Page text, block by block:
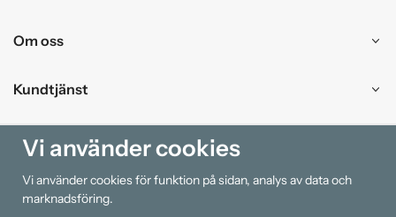
Om oss
Kundtjänst
Handla
Information
Vi använder cookies
Vi använder cookies för funktion på sidan, analys av data och
marknadsföring.